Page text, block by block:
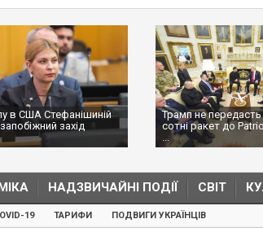
в США Стефанішиній
захід
Трамп не передасть
сотні ракет до
...
НАДЗВИЧАЙНІ ПОДІЇ СВІТ
19 ТАРИФИ ПОДВИГИ УКРАЇНЦІВ